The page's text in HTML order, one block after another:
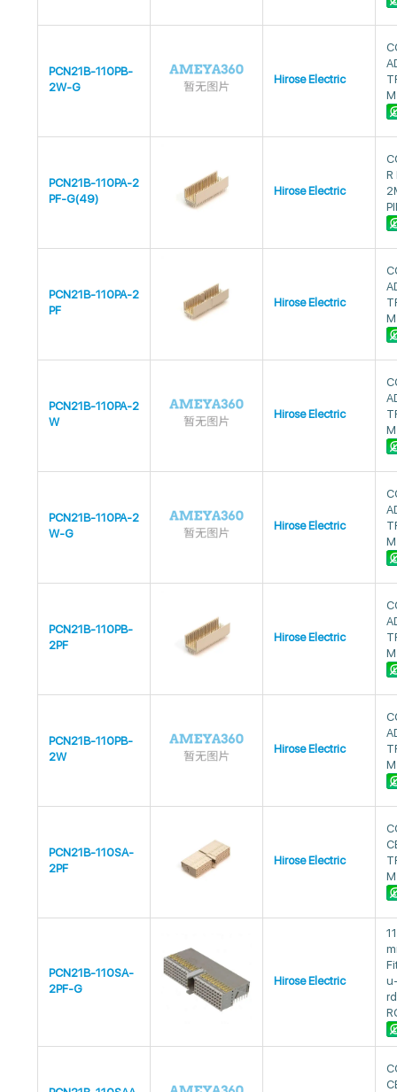
PCN21B-110PB-
2W-G
Hirose Electric
PCN21B-110PA-2
PF-G(49)
Hirose Electric
R
PCN21B-110PA-2
PF
Hirose Electric
PCN21B-110PA-2
W
Hirose Electric
PCN21B-110PA-2
W-G
Hirose Electric
PCN21B-110PB-
2PF
Hirose Electric
PCN21B-110PB-
2W
Hirose Electric
PCN21B-110SA-
2PF
Hirose Electric
PCN21B-110SA-
2PF-G
Hirose Electric